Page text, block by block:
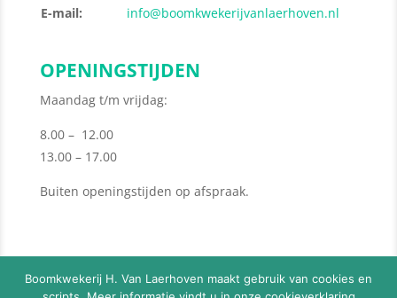
E-mail:
info@boomkwekerijvanlaerhoven.nl
OPENINGSTIJDEN
Maandag t/m vrijdag:
8.00 – 12.00
13.00 – 17.00
Buiten openingstijden op afspraak.
Boomkwekerij H. Van Laerhoven maakt gebruik van cookies en